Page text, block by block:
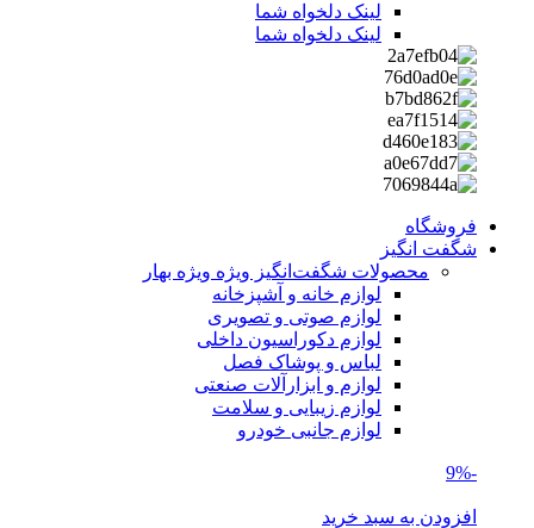
لینک دلخواه شما
لینک دلخواه شما
فروشگاه
شگفت انگیز
محصولات شگفت‌انگیز ویژه ویژه بهار
لوازم خانه و آشپزخانه
لوازم صوتی و تصویری
لوازم دکوراسیون داخلی
لباس و پوشاک فصل
لوازم و ابزارآلات صنعتی
لوازم زیبایی و سلامت
لوازم جانبی خودرو
-9%
افزودن به سبد خرید